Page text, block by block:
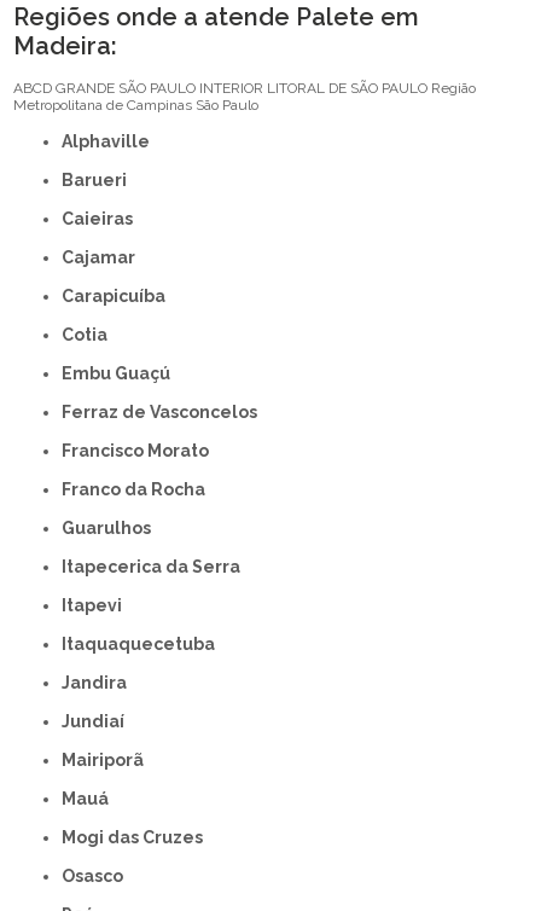
Regiões onde a atende Palete em
Madeira:
ABCD GRANDE SÃO PAULO INTERIOR LITORAL DE SÃO PAULO Região
Metropolitana de Campinas São Paulo
Alphaville
Barueri
Caieiras
Cajamar
Carapicuíba
Cotia
Embu Guaçú
Ferraz de Vasconcelos
Francisco Morato
Franco da Rocha
Guarulhos
Itapecerica da Serra
Itapevi
Itaquaquecetuba
Jandira
Jundiaí
Mairiporã
Mauá
Mogi das Cruzes
Osasco